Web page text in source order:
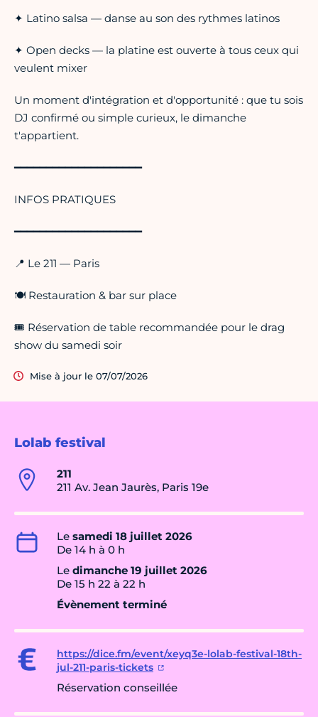
Lolab festival
211
211 Av. Jean Jaurès, Paris 19e
Le samedi 18 juillet 2026
De 14 h à 0 h
Le dimanche 19 juillet 2026
De 15 h 22 à 22 h
Évènement terminé
https://dice.fm/event/xeyq3e-lolab-festival-18th-
jul-211-paris-tickets
Réservation conseillée
✦ Latino salsa — danse au son des rythmes latinos
✦ Open decks — la platine est ouverte à tous ceux qui
veulent mixer
Un moment d'intégration et d'opportunité : que tu sois
DJ confirmé ou simple curieux, le dimanche
t'appartient.
━━━━━━━━━━━━━━━━━━━━
INFOS PRATIQUES
━━━━━━━━━━━━━━━━━━━━
📍 Le 211 — Paris
🍽 Restauration & bar sur place
🎟 Réservation de table recommandée pour le drag
show du samedi soir
Mise à jour le 07/07/2026